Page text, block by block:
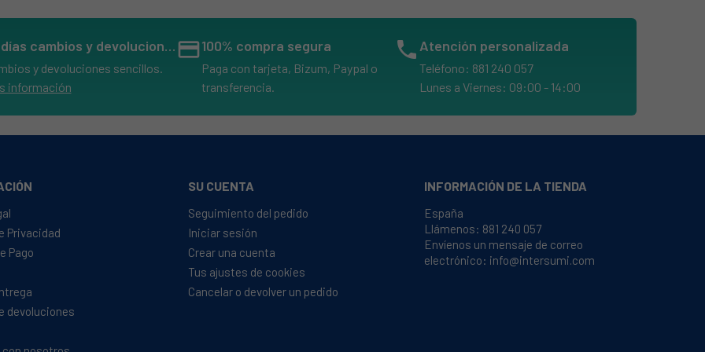
14 días cambios y devoluciones
y devoluciones sencillos.
información
credit_card100% compra segura
Paga con tarjeta, Bizum, Paypal o
transferencia.
phone Atención personalizada
Teléfono: 881 240 057
Lunes a Viernes: 09:00 - 14:00
Privacidad
Pago
devoluciones
SU CUENTA
Seguimiento del pedido
Iniciar sesión
Crear una cuenta
Tus ajustes de cookies
Cancelar o devolver un pedido
INFORMACIÓN DE LA TIENDA
España
Llámenos: 881 240 057
Envíenos un mensaje de correo
electrónico: info@intersumi.com